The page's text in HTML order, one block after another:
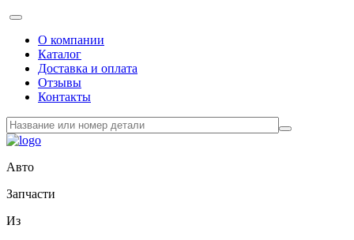
О компании
Каталог
Доставка и оплата
Отзывы
Контакты
Авто
Запчасти
Из